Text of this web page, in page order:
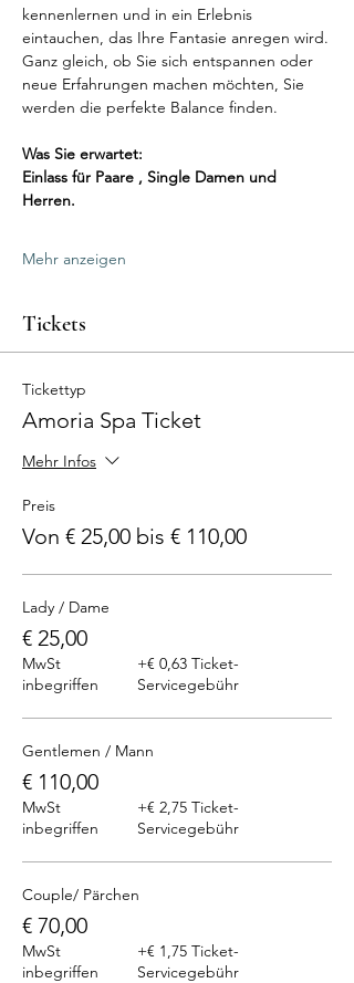
kennenlernen und in ein Erlebnis
eintauchen, das Ihre Fantasie anregen wird.
Ganz gleich, ob Sie sich entspannen oder
neue Erfahrungen machen möchten, Sie
werden die perfekte Balance finden.
Was Sie erwartet:
Einlass für Paare , Single Damen und
Herren.
Mehr anzeigen
Tickets
Tickettyp
Amoria Spa Ticket
Mehr Infos
Preis
Von € 25,00 bis € 110,00
Lady / Dame
€ 25,00
MwSt
inbegriffen
+€ 0,63 Ticket-
Servicegebühr
Gentlemen / Mann
€ 110,00
MwSt
inbegriffen
+€ 2,75 Ticket-
Servicegebühr
Couple/ Pärchen
€ 70,00
MwSt
inbegriffen
+€ 1,75 Ticket-
Servicegebühr